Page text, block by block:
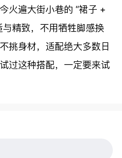
火遍大街小巷的 “裙子 +
与精致，不用牺牲脚感换
挑身材，适配绝大多数日
过这种搭配，一定要来试